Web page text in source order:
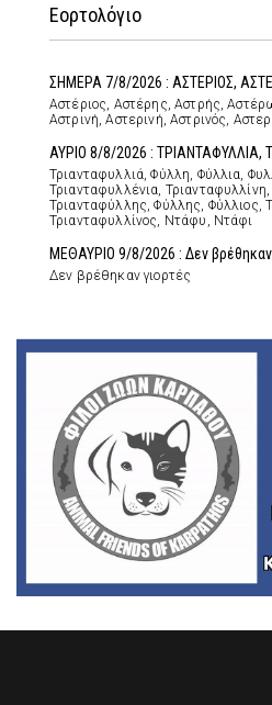
Εορτολόγιο
ΣΗΜΕΡΑ 7/8/2026 : ΑΣΤΕΡΙΟΣ,
Αστέριος, Αστέρης, Αστρής,
Αστρινή, Αστερινή, Αστρινός,
ΑΥΡΙΟ 8/8/2026 : ΤΡΙΑΝΤΑΦΥΛΛΙΑ,
Τριανταφυλλιά, Φύλλη, Φύλλια,
Τριανταφυλλένια,
Τριανταφύλλης, Φύλλης, Φύλλιος,
Τριανταφυλλίνος, Ντάφυ, Ντάφι
ΜΕΘΑΥΡΙΟ 9/8/2026 : Δεν βρέθηκαν
Δεν βρέθηκαν γιορτές